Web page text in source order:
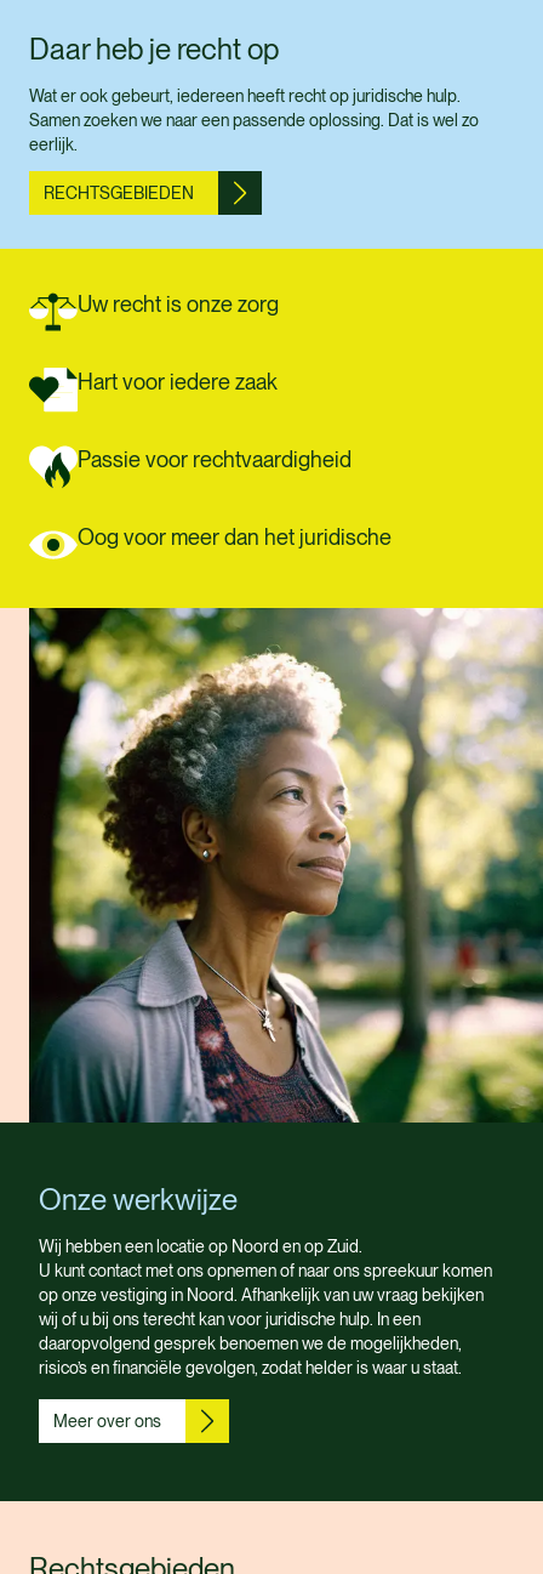
Daar heb je recht op
Wat er ook gebeurt, iedereen heeft recht op juridische hulp.
Samen zoeken we naar een passende oplossing. Dat is wel zo
eerlijk.
RECHTSGEBIEDEN
Uw recht is onze zorg
Hart voor iedere zaak
Passie voor rechtvaardigheid
Oog voor meer dan het juridische
Onze werkwijze
Wij hebben een locatie op Noord en op Zuid.
U kuntcontactmet ons opnemen of naar ons spreekuur komen
op onze vestiging in Noord. Afhankelijk van uw vraag bekijken
wij of u bij ons terecht kan voor juridische hulp. In een
daaropvolgend gesprek benoemen we de mogelijkheden,
risico’s en financiële gevolgen, zodat helder is waar u staat.
Meer over ons